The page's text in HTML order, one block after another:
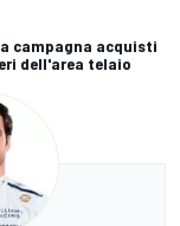
campagna acquisti
dell'area telaio